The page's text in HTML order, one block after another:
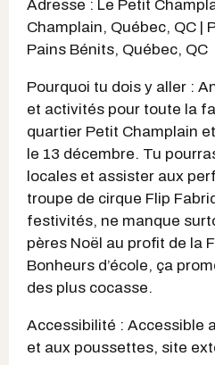
Adresse : Le Petit
Champlain, Québec, QC |
Pains Bénits, Québec, QC
Pourquoi tu dois y aller :
et activités pour toute la
quartier Petit Champlain
le 13 décembre. Tu
locales et assister aux
troupe de cirque Flip
festivités, ne manque
pères Noël au profit de la
Bonheurs d’école, ça
des plus cocasse.
Accessibilité : Accessible
et aux poussettes, site